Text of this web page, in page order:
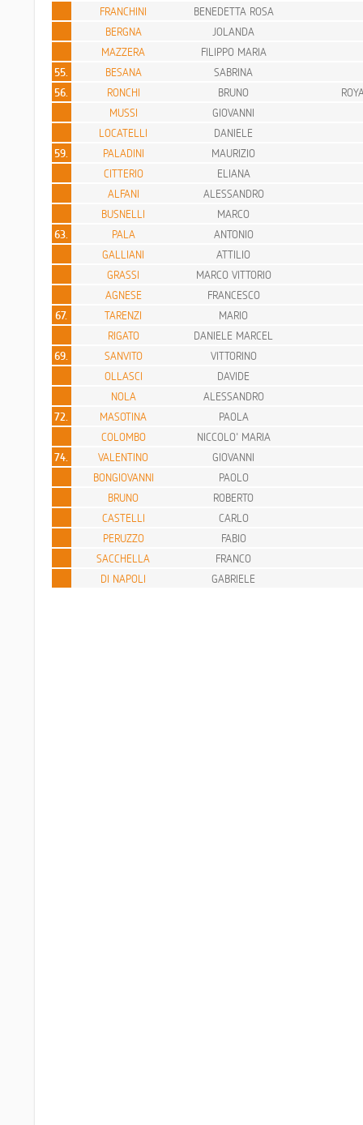
FRANCHINI
BENEDETTA ROSA
BERGNA
JOLANDA
MAZZERA
FILIPPO MARIA
55.
BESANA
SABRINA
56.
RONCHI BRUNO
MUSSI
GIOVANNI
LOCATELLI
DANIELE
59.
PALADINI
MAURIZIO
CITTERIO
ELIANA
ALFANI
ALESSANDRO
BUSNELLI
MARCO
63.
PALA
ANTONIO
GALLIANI
ATTILIO
GRASSI
MARCO VITTORIO
AGNESE
FRANCESCO
67.
TARENZI
MARIO
RIGATO
DANIELE MARCEL
69.
SANVITO
VITTORINO
OLLASCI
DAVIDE
NOLA
ALESSANDRO
72.
MASOTINA
PAOLA
COLOMBO
NICCOLO' MARIA
74.
VALENTINO
GIOVANNI
BONGIOVANNI
PAOLO
BRUNO
ROBERTO
CASTELLI
CARLO
PERUZZO
FABIO
SACCHELLA
FRANCO
DI NAPOLI
GABRIELE